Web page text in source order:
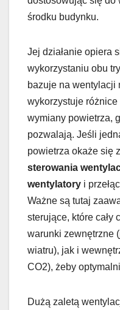
środku budynku.
Jej działanie opiera
wykorzystaniu obu
bazuje na wentylacji
wykorzystuje
wymiany powietrza,
pozwalają. Jeśli
powietrza okaże się
sterowania
wentylatory i
Ważne są tutaj
sterujące, które cały
warunki zewnętrzne
wiatru), jak i
CO2), żeby
Dużą zaletą